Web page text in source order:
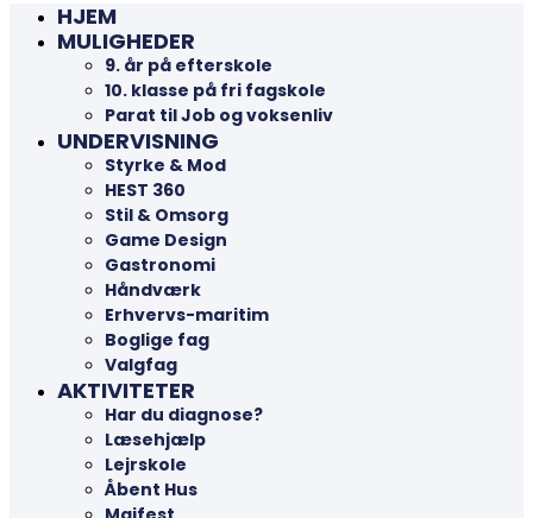
HJEM
MULIGHEDER
9. år på efterskole
10. klasse på fri fagskole
Parat til Job og voksenliv
UNDERVISNING
Styrke & Mod
HEST 360
Stil & Omsorg
Game Design
Gastronomi
Håndværk
Erhvervs-maritim
Boglige fag
Valgfag
AKTIVITETER
Har du diagnose?
Læsehjælp
Lejrskole
Åbent Hus